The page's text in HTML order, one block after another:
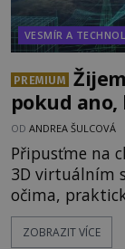
VESMÍR A
PREMIUM
pokud
OD ANDREA ŠULCOVÁ
Připusťme na
3D virtuálním
očima,
do počítačové
nerozeznání od
ZOBRAZIT VÍCE